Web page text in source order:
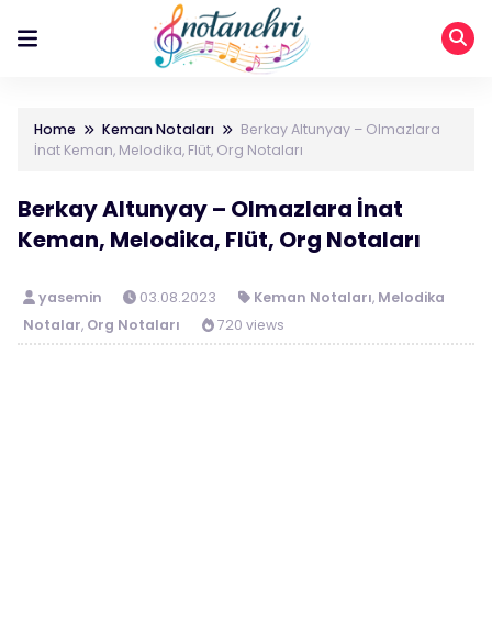
Home Keman Notaları
Berkay Altunyay – Olmazlara
İnat Keman, Melodika, Flüt, Org Notaları
Berkay Altunyay – Olmazlara İnat
Keman, Melodika, Flüt, Org Notaları
yasemin 03.08.2023 Keman Notaları, Melodika
Notalar, Org Notaları 720 views